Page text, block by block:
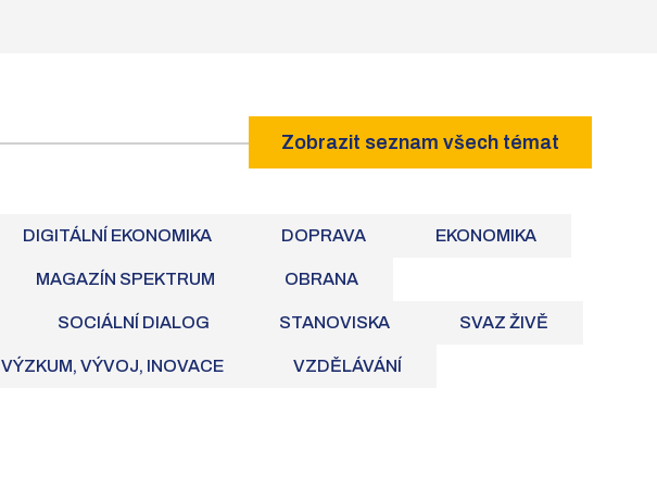
Zobrazit seznam všech témat
DIGITÁLNÍ EKONOMIKA DOPRAVA EKONOMIKA
MAGAZÍN SPEKTRUM OBRANA
SOCIÁLNÍ DIALOG STANOVISKA SVAZ ŽIVĚ
VÝZKUM, VÝVOJ, INOVACE VZDĚLÁVÁNÍ